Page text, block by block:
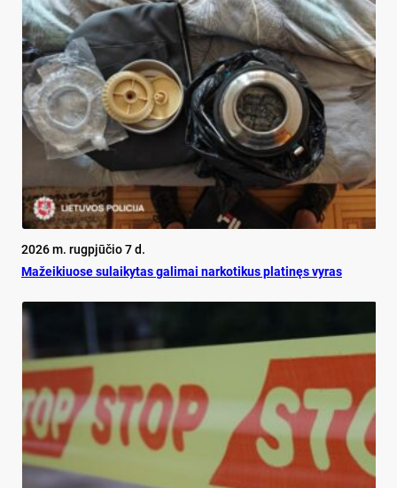
2026 m. rugpjūčio 7 d.
Mažeikiuose sulaikytas galimai narkotikus platinęs vyras